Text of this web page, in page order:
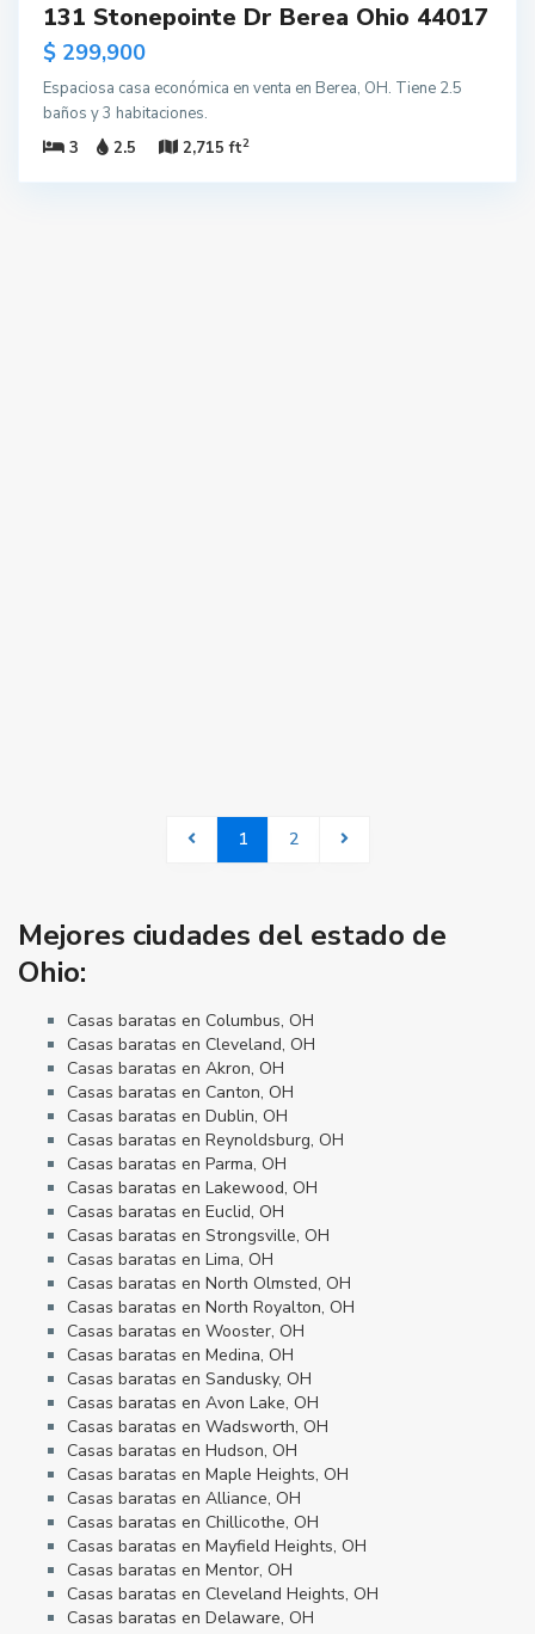
131 Stonepointe Dr Berea Ohio 44017
$ 299,900
Espaciosa casa económica en venta en Berea, OH. Tiene 2.5
baños y 3 habitaciones.
3
2.5 2,715 ft2
1 2
Mejores ciudades del estado de
Ohio:
Casas baratas en Columbus, OH
Casas baratas en Cleveland, OH
Casas baratas en Akron, OH
Casas baratas en Canton, OH
Casas baratas en Dublin, OH
Casas baratas en Reynoldsburg, OH
Casas baratas en Parma, OH
Casas baratas en Lakewood, OH
Casas baratas en Euclid, OH
Casas baratas en Strongsville, OH
Casas baratas en Lima, OH
Casas baratas en North Olmsted, OH
Casas baratas en North Royalton, OH
Casas baratas en Wooster, OH
Casas baratas en Medina, OH
Casas baratas en Sandusky, OH
Casas baratas en Avon Lake, OH
Casas baratas en Wadsworth, OH
Casas baratas en Hudson, OH
Casas baratas en Maple Heights, OH
Casas baratas en Alliance, OH
Casas baratas en Chillicothe, OH
Casas baratas en Mayfield Heights, OH
Casas baratas en Mentor, OH
Casas baratas en Cleveland Heights, OH
Casas baratas en Delaware, OH